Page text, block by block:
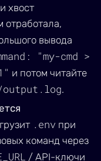
и хвост
отработала,
вывода
"my-cmd >
и потом читайте
.
.env при
команд через
/ API-ключи